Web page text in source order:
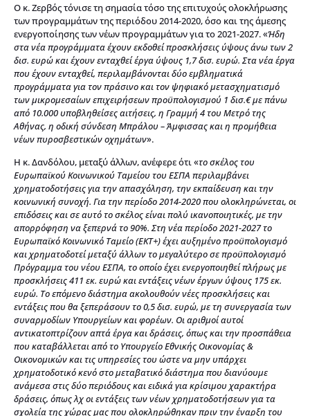
Ο κ. Ζερβός τόνισε τη σημασία τόσο της επιτυχούς ολοκλήρωσης
των προγραμμάτων της περιόδου 2014-2020, όσο και της άμεσης
ενεργοποίησης των νέων προγραμμάτων για το 2021-2027. «Ήδη
στα νέα προγράμματα έχουν εκδοθεί προσκλήσεις ύψους άνω των 2
δισ. ευρώ και έχουν ενταχθεί έργα ύψους 1,7 δισ. ευρώ. Στα νέα έργα
που έχουν ενταχθεί, περιλαμβάνονται δύο εμβληματικά
προγράμματα για τον πράσινο και τον ψηφιακό μετασχηματισμό
των μικρομεσαίων επιχειρήσεων προϋπολογισμού 1 δισ.€ με πάνω
από 10.000 υποβληθείσες αιτήσεις, η Γραμμή 4 του Μετρό της
Αθήνας, η οδική σύνδεση Μπράλου – Άμφισσας και η προμήθεια
νέων πυροσβεστικών οχημάτων».
Η κ. Δανδόλου, μεταξύ άλλων, ανέφερε ότι «το σκέλος του
Ευρωπαϊκού Κοινωνικού Ταμείου του ΕΣΠΑ περιλαμβάνει
χρηματοδοτήσεις για την απασχόληση, την εκπαίδευση και την
κοινωνική συνοχή. Για την περίοδο 2014-2020 που ολοκληρώνεται, οι
επιδόσεις και σε αυτό το σκέλος είναι πολύ ικανοποιητικές, με την
απορρόφηση να ξεπερνά το 90%. Στη νέα περίοδο 2021-2027 το
Ευρωπαϊκό Κοινωνικό Ταμείο (ΕΚΤ+) έχει αυξημένο προϋπολογισμό
και χρηματοδοτεί μεταξύ άλλων το μεγαλύτερο σε προϋπολογισμό
Πρόγραμμα του νέου ΕΣΠΑ, το οποίο έχει ενεργοποιηθεί πλήρως με
προσκλήσεις 411 εκ. ευρώ και εντάξεις νέων έργων ύψους 175 εκ.
ευρώ. Το επόμενο διάστημα ακολουθούν νέες προσκλήσεις και
εντάξεις που θα ξεπεράσουν το 0,5 δισ. ευρώ, με τη συνεργασία των
συναρμοδίων Υπουργείων και φορέων. Οι αριθμοί αυτοί
αντικατοπτρίζουν απτά έργα και δράσεις, όπως και την προσπάθεια
που καταβάλλεται από το Υπουργείο Εθνικής Οικονομίας &
Οικονομικών και τις υπηρεσίες του ώστε να μην υπάρχει
χρηματοδοτικό κενό στο μεταβατικό διάστημα που διανύουμε
ανάμεσα στις δύο περιόδους και ειδικά για κρίσιμου χαρακτήρα
δράσεις, όπως λχ οι εντάξεις των νέων χρηματοδοτήσεων για τα
σχολεία της χώρας μας που ολοκληρώθηκαν πριν την έναρξη του